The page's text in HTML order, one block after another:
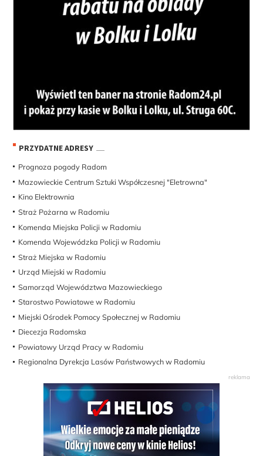
PRZYDATNE ADRESY
Prognoza pogody Radom
Mazowieckie Centrum Sztuki Współczesnej "Eletrowna"
Kino Elektrownia
Straż Pożarna w Radomiu
Komenda Miejska Policji w Radomiu
Komenda Wojewódzka Policji w Radomiu
Straż Miejska w Radomiu
Urząd Miejski w Radomiu
Samorząd Województwa Mazowieckiego
Starostwo Powiatowe w Radomiu
Miejski Ośrodek Pomocy Społecznej w Radomiu
Diecezja Radomska
Powiatowy Urząd Pracy w Radomiu
Regionalna Dyrekcja Lasów Państwowych w Radomiu